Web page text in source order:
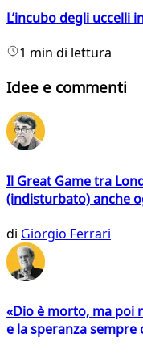
L’incubo degli uccelli
1 min di lettura
Idee e commenti
Il Great Game tra
(indisturbato) anche
di Giorgio Ferrari
«Dio è morto, ma poi
e la speranza sempre